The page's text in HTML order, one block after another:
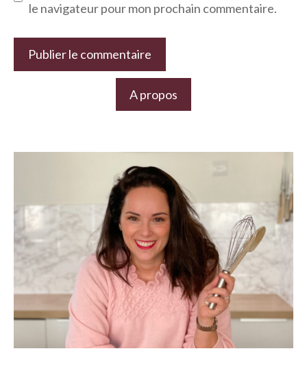
le navigateur pour mon prochain commentaire.
A propos